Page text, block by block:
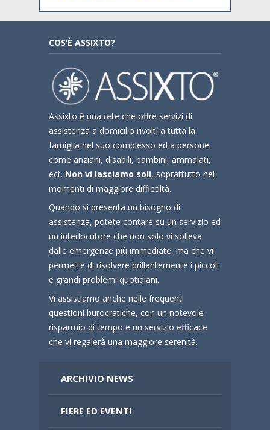
COS’È ASSIXTO?
Assixto è una rete che offre servizi di
assistenza a domicilio rivolti a tutta la
famiglia nel suo complesso ed a persone
come anziani, disabili, bambini, ammalati,
ect. Non vi lasciamo soli, soprattutto nei
momenti di maggiore difficoltà.
Quando si presenta un bisogno di
assistenza, potete contare su un servizio ed
un interlocutore che non solo vi solleva
dalle emergenze più immediate, ma che vi
permette di risolvere brillantemente i piccoli
e grandi problemi quotidiani.
Vi assistiamo anche nelle frequenti
questioni burocratiche, con un notevole
risparmio di tempo e un servizio efficace
che vi regalerà una maggiore serenità.
ARCHIVIO NEWS
FIERE ED EVENTI